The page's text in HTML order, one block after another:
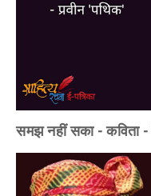
समझ नहीं सका - कविता